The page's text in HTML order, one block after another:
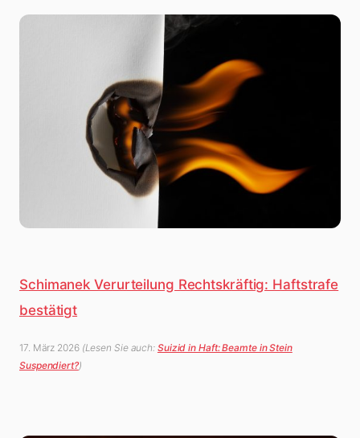
Schimanek Verurteilung Rechtskräftig: Haftstrafe
bestätigt
17. März 2026 (Lesen Sie auch: Suizid in Haft: Beamte in Stein
Suspendiert?)